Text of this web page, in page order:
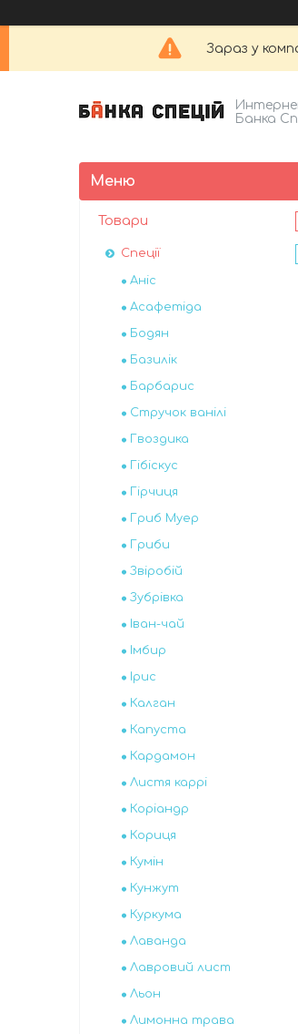
Зараз у
Банка
Товари
Спеції
Аніс
Асафетіда
Бодян
Базилік
Барбарис
Стручок ванілі
Гвоздика
Гібіскус
Гірчиця
Гриб Муер
Гриби
Звіробій
Зубрівка
Іван-чай
Імбир
Ірис
Калган
Капуста
Кардамон
Листя каррі
Коріандр
Кориця
Кумін
Кунжут
Куркума
Лаванда
Лавровий лист
Льон
Лимонна трава